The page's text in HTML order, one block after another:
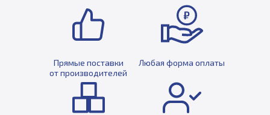
Прямые поставки
от производителей
Любая форма оплаты